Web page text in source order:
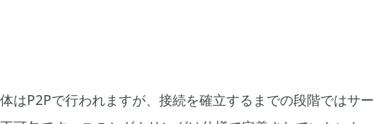
はP2Pで行われますが、接続を確立するまでの段階ではサー